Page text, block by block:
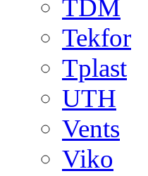
TDM
Tekfor
Tplast
UTH
Vents
Viko